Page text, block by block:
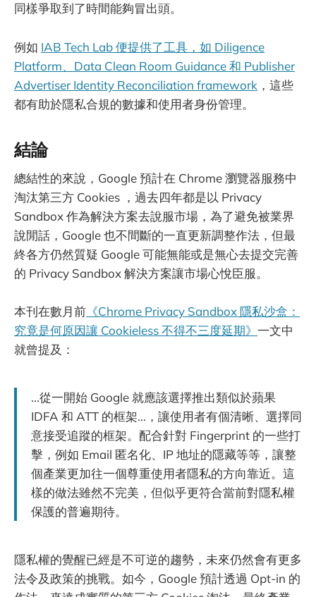
同樣爭取到了時間能夠冒出頭。
例如 IAB Tech Lab 便提供了工具，如 Diligence
Platform、Data Clean Room Guidance 和 Publisher
Advertiser Identity Reconciliation framework ，這些
都有助於隱私合規的數據和使用者身份管理。
結論
總結性的來說，Google 預計在 Chrome 瀏覽器服務中
淘汰第三方 Cookies ，過去四年都是以 Privacy
Sandbox 作為解決方案去說服市場，為了避免被業界
說閒話，Google 也不間斷的一直更新調整作法，但最
終各方仍然質疑 Google 可能無能或是無心去提交完善
的 Privacy Sandbox 解決方案讓市場心悅臣服。
本刊在數月前 《Chrome Privacy Sandbox 隱私沙盒：
究竟是何原因讓 Cookieless 不得不三度延期》 一文中
就曾提及：
...從一開始 Google 就應該選擇推出類似於蘋果
IDFA 和 ATT 的框架...，讓使用者有個清晰、選擇同
意接受追蹤的框架。配合針對 Fingerprint 的一些打
擊，例如 Email 匿名化、IP 地址的隱藏等等，讓整
個產業更加往一個尊重使用者隱私的方向靠近。這
樣的做法雖然不完美，但似乎更符合當前對隱私權
保護的普遍期待。
隱私權的覺醒已經是不可逆的趨勢，未來仍然會有更多
法令及政策的挑戰。如今，Google 預計透過 Opt-in 的